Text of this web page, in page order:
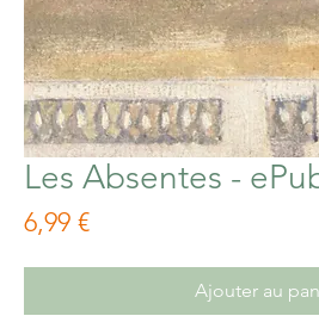
Les Absentes -
6,99 €Prix
Ajouter au